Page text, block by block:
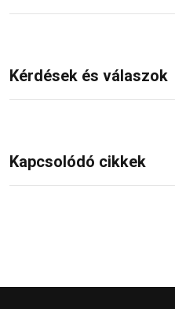
Kérdések és válaszok
Kapcsolódó cikkek